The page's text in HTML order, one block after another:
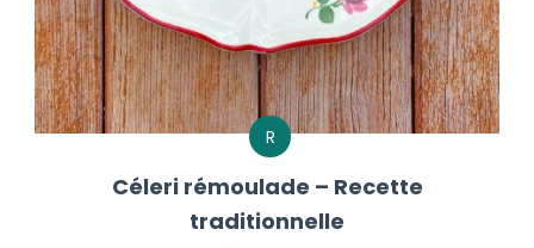
R
Céleri rémoulade – Recette
traditionnelle